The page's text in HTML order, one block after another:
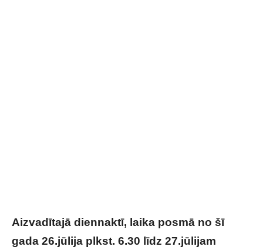
Aizvadītajā diennaktī, laika posmā no šī
gada 26.jūlija plkst. 6.30 līdz 27.jūlijam